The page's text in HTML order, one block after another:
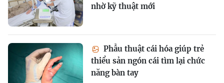
nhờ kỹ thuật mới
Phẫu thuật cái hóa giúp trẻ
thiểu sản ngón cái tìm lại chức
năng bàn tay